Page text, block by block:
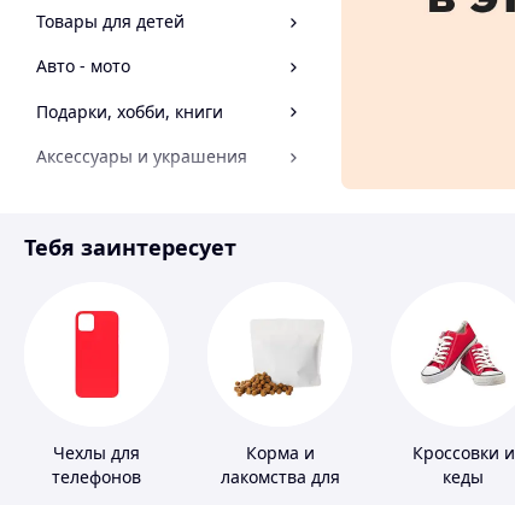
Товары для детей
Авто - мото
Подарки, хобби, книги
Аксессуары и украшения
Спорт и отдых
Тебя заинтересует
Чехлы для
телефонов
Корма и
лакомства для
Кроссовки и
кеды